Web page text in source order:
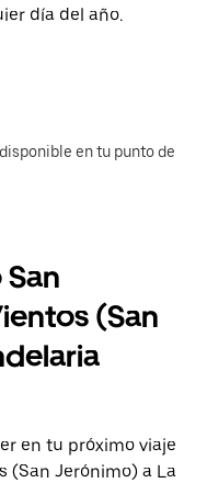
día del año.
en tu punto de
(San
en tu próximo viaje
(San Jerónimo) a La